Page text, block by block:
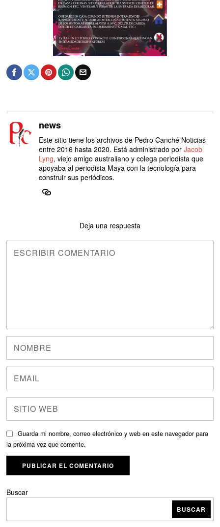
news
Este sitio tiene los archivos de Pedro Canché Noticias
entre 2016 hasta 2020. Está administrado porJacob
Lyng, viejo amigo australiano y colega periodista que
apoyaba al periodista Maya con la tecnología para
construir sus periódicos.
Deja una respuesta
Guarda mi nombre, correo electrónico y web en este navegador para
la próxima vez que comente.
Buscar
BUSCAR